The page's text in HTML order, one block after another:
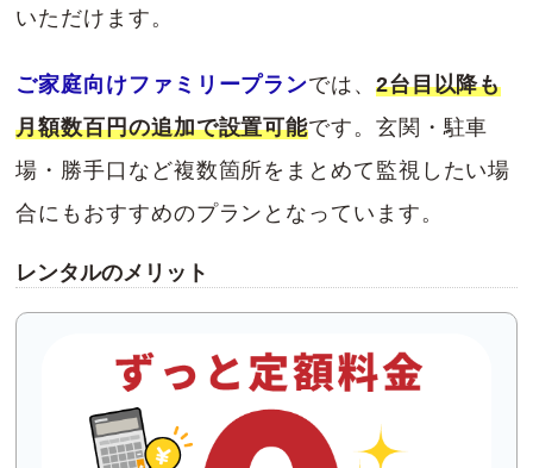
いただけます。
ご家庭向けファミリープランでは、 2台目以降も
月額数百円の追加で設置可能です。玄関・駐車
場・勝手口など複数箇所をまとめて監視したい場
合にもおすすめのプランとなっています。
レンタルのメリット